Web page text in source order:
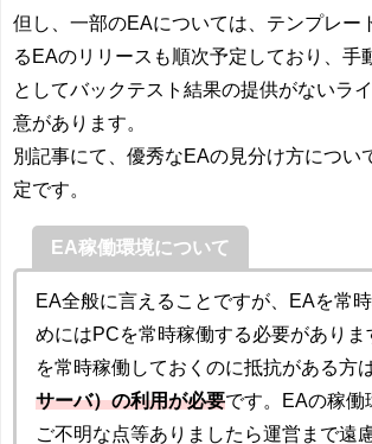
但し、一部のEAについては、テンプレー
るEAのリリースも順次予定しており、手
としてバックテスト結果の提供がないラ
意があります。
別記事にて、優秀なEAの見分け方につい
定です。
EA稼働環境について
EA全般に言えることですが、EAを常
めにはPCを常時稼働する必要がありま
を常時稼働しておくのに抵抗がある方は
サーバ）の利用が必要です。
EAの稼働
ご不明な点等ありましたら運営まで遠